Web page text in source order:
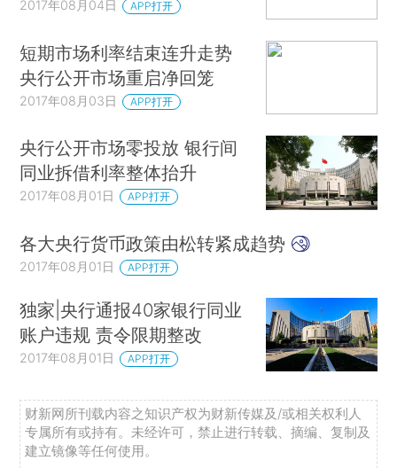
2017年08月04日 APP打开
短期市场利率结束连升走势
央行公开市场重启净回笼
2017年08月03日 APP打开
央行公开市场零投放 银行间
同业拆借利率整体抬升
2017年08月01日 APP打开
各大央行货币政策由松转紧成趋势
2017年08月01日 APP打开
独家|央行通报40家银行同业
账户违规 责令限期整改
2017年08月01日 APP打开
财新网所刊载内容之知识产权为财新传媒及/或相关权利人
专属所有或持有。未经许可，禁止进行转载、摘编、复制及
建立镜像等任何使用。